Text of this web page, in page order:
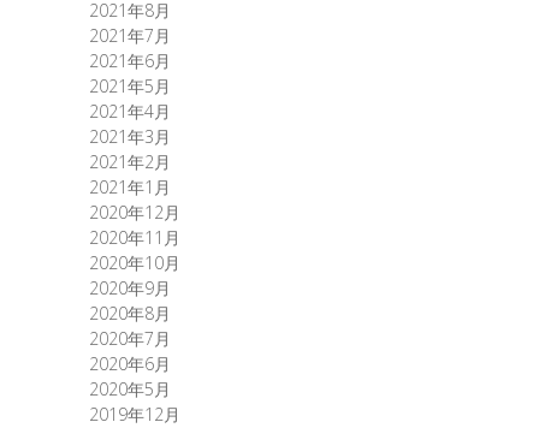
2021年8月
2021年7月
2021年6月
2021年5月
2021年4月
2021年3月
2021年2月
2021年1月
2020年12月
2020年11月
2020年10月
2020年9月
2020年8月
2020年7月
2020年6月
2020年5月
2019年12月